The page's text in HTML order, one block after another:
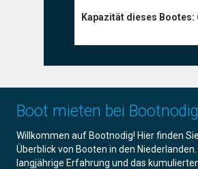
Kapazität dieses Bootes:
Boot mieten bei Bootnodig
Willkommen auf Bootnodig! Hier finden
Überblick von Booten in den
langjährige Erfahrung und das